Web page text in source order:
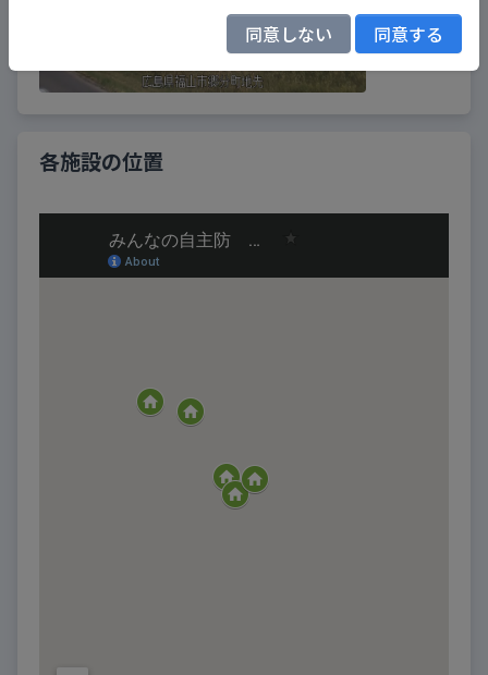
を被った場合であっても、その責任を負わないものとしま
第１１条 （免責事項及び損害賠償）
性、速報性、完全性）を確認する義務を負わず、いかなる
保証も行うものではありません。
用できないことに起因して、ユーザーに生じたいかなる損
害についても、一切の責任を負わないものとします。
当社は、ユーザーが、本サービスの利用によって、他のユ
ーザー又は第三者に対して損害を与えた場合、当社の責に
第１２条 （非保証）
供されている場合でも、当社は、当サイト以外のサイト及びそ
こから得られる情報について、いかなる種類の保証も行わない
同意しない 同意する
各施設の位置